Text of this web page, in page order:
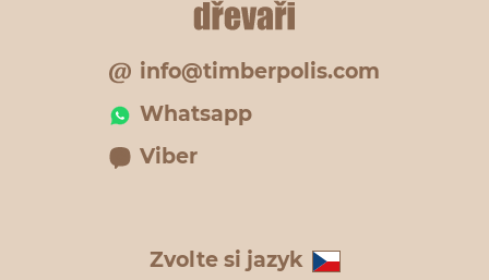
info@timberpolis.com
Whatsapp
Viber
Zvolte si jazyk